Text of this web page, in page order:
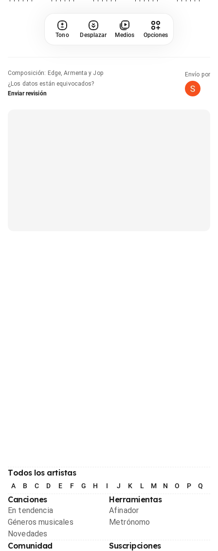
Tono Desplazar Medios Opciones
Composición: Edge, Armenta y Jop
¿Los datos están equivocados?
Enviar revisión
Envío por
Todos los artistas
A B C D E F G H I J K L M N O P Q
Canciones
En tendencia
Géneros musicales
Novedades
Herramientas
Afinador
Metrónomo
Comunidad Suscripciones